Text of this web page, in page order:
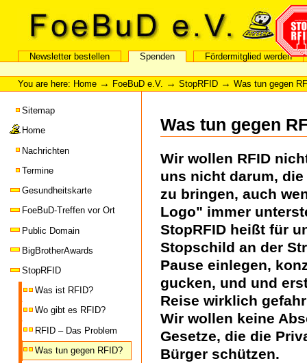
navigation
FoeBuD e.V.
SectionsNewsletter bestellen Spenden
Fördermitglied werden
toolsYou are here: Home → FoeBuD e.V. → StopRFID → Was tun gegen
Sitemap
Home
Nachrichten
Termine
Gesundheitskarte
FoeBuD-Treffen vor Ort
Public Domain
BigBrotherAwards
StopRFID
Was ist RFID?
Wo gibt es RFID?
RFID – Das Problem
Was tun gegen RFID?
Was tun gegen
Wir wollen RFID
uns nicht darum,
zu bringen, auch
Logo" immer
StopRFID heißt für
Stopschild an der
Pause einlegen,
gucken, und und
Reise wirklich
Wir wollen keine
Gesetze, die die
Bürger schützen.